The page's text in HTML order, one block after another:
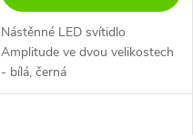
Nástěnné LED svítidlo
Amplitude ve dvou velikostech
- bílá, černá